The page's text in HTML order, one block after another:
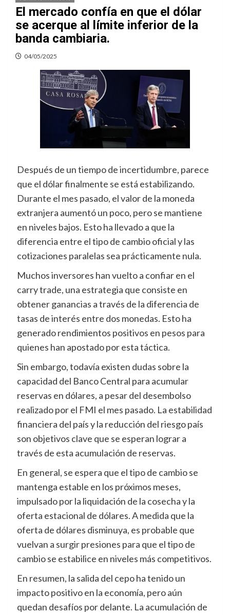
El mercado confía en que el dólar
se acerque al límite inferior de la
banda cambiaria.
04/05/2025
Después de un tiempo de incertidumbre, parece
que el dólar finalmente se está estabilizando.
Durante el mes pasado, el valor de la moneda
extranjera aumentó un poco, pero se mantiene
en niveles bajos. Esto ha llevado a que la
diferencia entre el tipo de cambio oficial y las
cotizaciones paralelas sea prácticamente nula.
Muchos inversores han vuelto a confiar en el
carry trade, una estrategia que consiste en
obtener ganancias a través de la diferencia de
tasas de interés entre dos monedas. Esto ha
generado rendimientos positivos en pesos para
quienes han apostado por esta táctica.
Sin embargo, todavía existen dudas sobre la
capacidad del Banco Central para acumular
reservas en dólares, a pesar del desembolso
realizado por el FMI el mes pasado. La estabilidad
financiera del país y la reducción del riesgo país
son objetivos clave que se esperan lograr a
través de esta acumulación de reservas.
En general, se espera que el tipo de cambio se
mantenga estable en los próximos meses,
impulsado por la liquidación de la cosecha y la
oferta estacional de dólares. A medida que la
oferta de dólares disminuya, es probable que
vuelvan a surgir presiones para que el tipo de
cambio se estabilice en niveles más competitivos.
En resumen, la salida del cepo ha tenido un
impacto positivo en la economía, pero aún
quedan desafíos por delante. La acumulación de